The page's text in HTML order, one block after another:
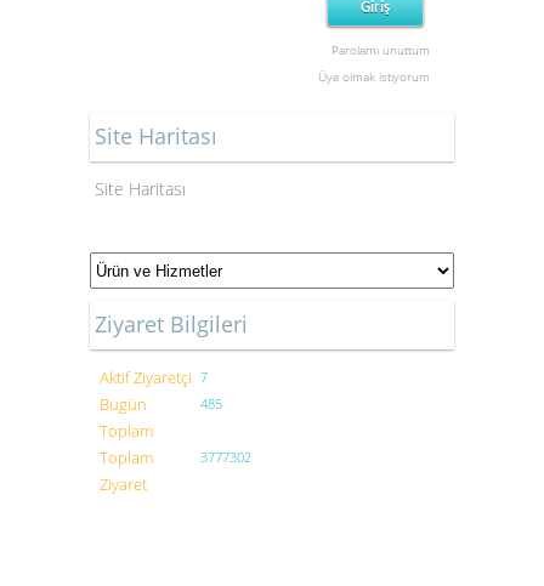
Parolamı unuttum
Üye olmak istiyorum
Site Haritası
Site Haritası
Ziyaret Bilgileri
Aktif Ziyaretçi 7
Bugün
Toplam
485
Toplam
Ziyaret
3777302